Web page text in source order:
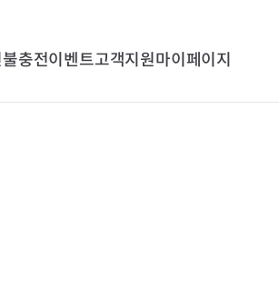
충전이벤트고객지원마이페이지